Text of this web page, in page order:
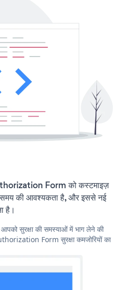
Form को कस्टमाइज़
की आवश्यकता है, और इससे नई
है।
सुरक्षा की समस्याओं में भाग लेने की
Form सुरक्षा कमजोरियों का